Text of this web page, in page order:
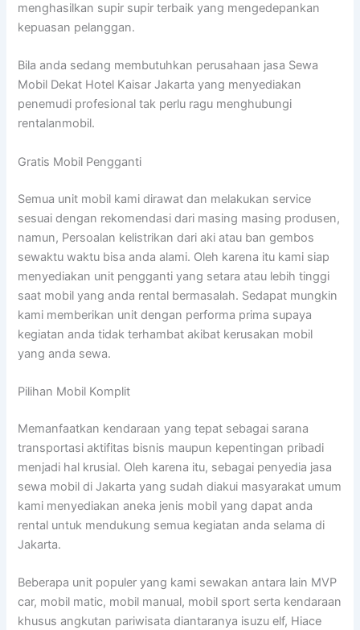
menghasilkan supir supir terbaik yang mengedepankan
kepuasan pelanggan.
Bila anda sedang membutuhkan perusahaan jasa Sewa
Mobil Dekat Hotel Kaisar Jakarta yang menyediakan
penemudi profesional tak perlu ragu menghubungi
rentalanmobil.
Gratis Mobil Pengganti
Semua unit mobil kami dirawat dan melakukan service
sesuai dengan rekomendasi dari masing masing produsen,
namun, Persoalan kelistrikan dari aki atau ban gembos
sewaktu waktu bisa anda alami. Oleh karena itu kami siap
menyediakan unit pengganti yang setara atau lebih tinggi
saat mobil yang anda rental bermasalah. Sedapat mungkin
kami memberikan unit dengan performa prima supaya
kegiatan anda tidak terhambat akibat kerusakan mobil
yang anda sewa.
Pilihan Mobil Komplit
Memanfaatkan kendaraan yang tepat sebagai sarana
transportasi aktifitas bisnis maupun kepentingan pribadi
menjadi hal krusial. Oleh karena itu, sebagai penyedia jasa
sewa mobil di Jakarta yang sudah diakui masyarakat umum
kami menyediakan aneka jenis mobil yang dapat anda
rental untuk mendukung semua kegiatan anda selama di
Jakarta.
Beberapa unit populer yang kami sewakan antara lain MVP
car, mobil matic, mobil manual, mobil sport serta kendaraan
khusus angkutan pariwisata diantaranya isuzu elf, Hiace